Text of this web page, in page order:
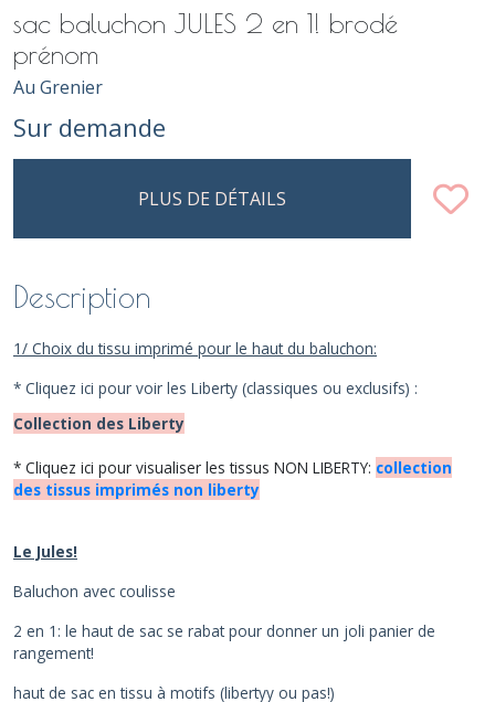
sac baluchon JULES 2 en 1! brodé
prénom
Au Grenier
Sur demande
PLUS DE DÉTAILS
Description
1/ Choix du tissu imprimé pour le haut du baluchon:
* Cliquez ici pour voir les Liberty (classiques ou exclusifs) :
Collection des Liberty
* Cliquez ici pour visualiser les tissus NON LIBERTY: collection
des tissus imprimés non liberty
Le Jules!
Baluchon avec coulisse
2 en 1: le haut de sac se rabat pour donner un joli panier de
rangement!
haut de sac en tissu à motifs (libertyy ou pas!)